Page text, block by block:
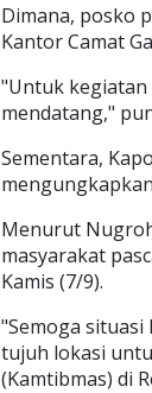
Dimana, posko
Kantor Camat
"Untuk
mendatang,"
Sementara,
Menurut
masyarakat
Kamis (7/9).
"Semoga
tujuh lokasi
(Kamtibmas) di